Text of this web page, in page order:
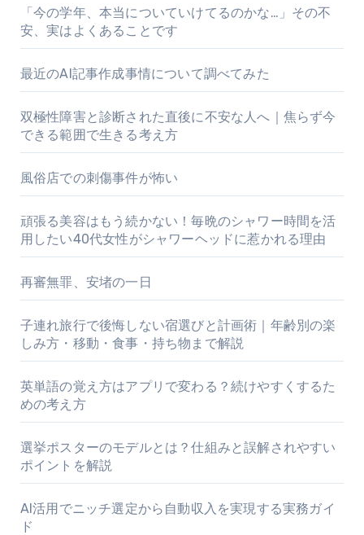
「今の学年、本当についていけてるのかな…」その不
安、実はよくあることです
最近のAI記事作成事情について調べてみた
双極性障害と診断された直後に不安な人へ｜焦らず今
できる範囲で生きる考え方
風俗店での刺傷事件が怖い
頑張る美容はもう続かない！毎晩のシャワー時間を活
用したい40代女性がシャワーヘッドに惹かれる理由
再審無罪、安堵の一日
子連れ旅行で後悔しない宿選びと計画術｜年齢別の楽
しみ方・移動・食事・持ち物まで解説
英単語の覚え方はアプリで変わる？続けやすくするた
めの考え方
選挙ポスターのモデルとは？仕組みと誤解されやすい
ポイントを解説
AI活用でニッチ選定から自動収入を実現する実務ガイ
ド